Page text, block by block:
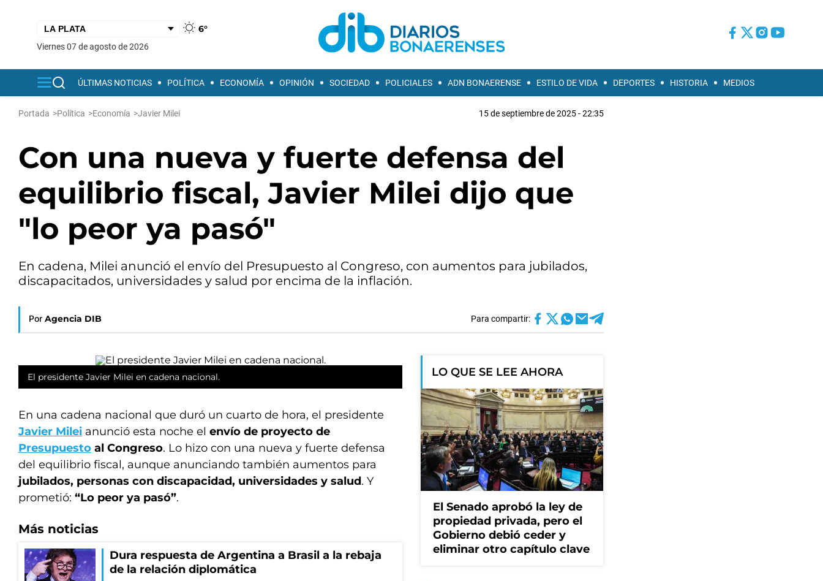
6°
viernes 07 de agosto de 2026
ÚLTIMAS NOTICIAS POLÍTICA ECONOMÍA OPINIÓN SOCIEDAD POLICIALES ADN BONAERENSE ESTILO DE VIDA DEPORTES HISTORIA MEDIOS
Portada >Política >Economía >Javier Milei 15 de septiembre de 2025 - 22:35
Con una nueva y fuerte defensa del
equilibrio fiscal, Javier Milei dijo que
"lo peor ya pasó"
En cadena, Milei anunció el envío del Presupuesto al Congreso, con aumentos para jubilados,
discapacitados, universidades y salud por encima de la inflación.
Por Agencia DIB Para compartir:
El presidente Javier Milei en cadena nacional.
En una cadena nacional que duró un cuarto de hora, el presidente
Javier Milei anunció esta noche el envío de proyecto de
Presupuesto al Congreso. Lo hizo con una nueva y fuerte defensa
del equilibrio fiscal, aunque anunciando también aumentos para
jubilados, personas con discapacidad, universidades y salud. Y
prometió: “Lo peor ya pasó”.
Más noticias
Dura respuesta de Argentina a Brasil a la rebaja
de la relación diplomática
LO QUE SE LEE AHORA
El Senado aprobó la ley de
propiedad privada, pero el
Gobierno debió ceder y
eliminar otro capítulo clave